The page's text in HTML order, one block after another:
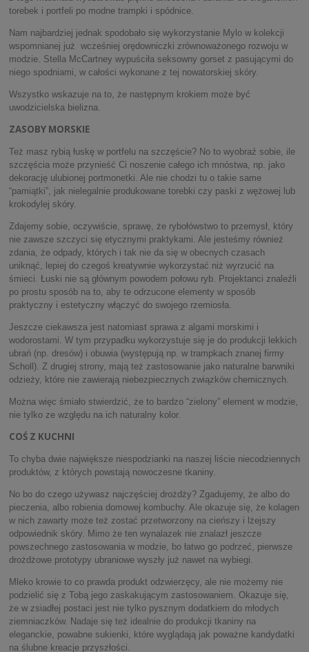
torebek i portfeli po modne trampki i spódnice.
Nam najbardziej jednak spodobało się wykorzystanie Mylo w kolekcji
wspomnianej już wcześniej orędowniczki zrównoważonego rozwoju w
modzie. Stella McCartney wypuściła seksowny gorset z pasującymi do
niego spodniami, w całości wykonane z tej nowatorskiej skóry.
Wszystko wskazuje na to, że następnym krokiem może być
uwodzicielska bielizna.
ZASOBY MORSKIE
Też masz rybią łuskę w portfelu na szczęście? No to wyobraź sobie, ile
szczęścia może przynieść Ci noszenie całego ich mnóstwa, np. jako
dekorację ulubionej portmonetki. Ale nie chodzi tu o takie same
“pamiątki”, jak nielegalnie produkowane torebki czy paski z wężowej lub
krokodylej skóry.
Zdajemy sobie, oczywiście, sprawę, że rybołówstwo to przemysł, który
nie zawsze szczyci się etycznymi praktykami. Ale jesteśmy również
zdania, że odpady, których i tak nie da się w obecnych czasach
uniknąć, lepiej do czegoś kreatywnie wykorzystać niż wyrzucić na
śmieci. Łuski nie są głównym powodem połowu ryb. Projektanci znaleźli
po prostu sposób na to, aby te odrzucone elementy w sposób
praktyczny i estetyczny włączyć do swojego rzemiosła.
Jeszcze ciekawsza jest natomiast sprawa z algami morskimi i
wodorostami. W tym przypadku wykorzystuje się je do produkcji lekkich
ubrań (np. dresów) i obuwia (występują np. w trampkach znanej firmy
Scholl). Z drugiej strony, mają też zastosowanie jako naturalne barwniki
odzieży, które nie zawierają niebezpiecznych związków chemicznych.
Można więc śmiało stwierdzić, że to bardzo “zielony” element w modzie,
nie tylko ze względu na ich naturalny kolor.
COŚ Z KUCHNI
To chyba dwie największe niespodzianki na naszej liście niecodziennych
produktów, z których powstają nowoczesne tkaniny.
No bo do czego używasz najczęściej drożdży? Zgadujemy, że albo do
pieczenia, albo robienia domowej kombuchy. Ale okazuje się, że kolagen
w nich zawarty może też zostać przetworzony na cieńszy i lżejszy
odpowiednik skóry. Mimo że ten wynalazek nie znalazł jeszcze
powszechnego zastosowania w modzie, bo łatwo go podrzeć, pierwsze
drożdżowe prototypy ubraniowe wyszły już nawet na wybiegi.
Mleko krowie to co prawda produkt odzwierzęcy, ale nie możemy nie
podzielić się z Tobą jego zaskakującym zastosowaniem. Okazuje się,
że w zsiadłej postaci jest nie tylko pysznym dodatkiem do młodych
ziemniaczków. Nadaje się też idealnie do produkcji tkaniny na
eleganckie, powabne sukienki, które wyglądają jak poważne kandydatki
na ślubne kreacje przyszłości.